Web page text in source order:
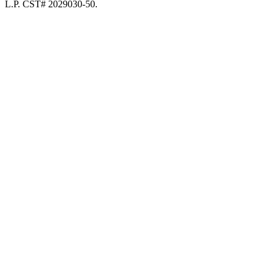
L.P. CST# 2029030-50.